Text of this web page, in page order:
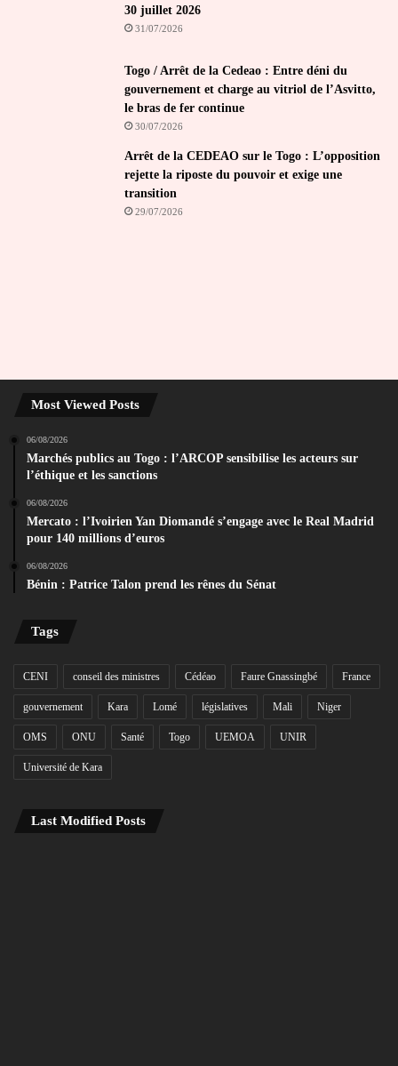
30 juillet 2026
31/07/2026
Togo / Arrêt de la Cedeao : Entre déni du
gouvernement et charge au vitriol de l’Asvitto,
le bras de fer continue
30/07/2026
Arrêt de la CEDEAO sur le Togo : L’opposition
rejette la riposte du pouvoir et exige une
transition
29/07/2026
Most Viewed Posts
06/08/2026
Marchés publics au Togo : l’ARCOP sensibilise les acteurs sur
l’éthique et les sanctions
06/08/2026
Mercato : l’Ivoirien Yan Diomandé s’engage avec le Real Madrid
pour 140 millions d’euros
06/08/2026
Bénin : Patrice Talon prend les rênes du Sénat
Tags
CENI conseil des ministres Cédéao Faure Gnassingbé France
gouvernement Kara Lomé législatives Mali Niger
OMS ONU Santé Togo UEMOA UNIR
Université de Kara
Last Modified Posts